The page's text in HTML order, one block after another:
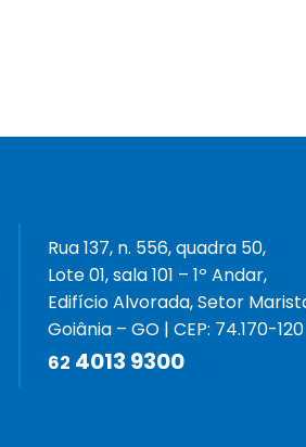
Rua 137, n. 556, quadra 50,
Lote 01, sala 101 – 1º Andar,
Edifício Alvorada, Setor
Goiânia – GO | CEP: 74.170-120
62 4013 9300